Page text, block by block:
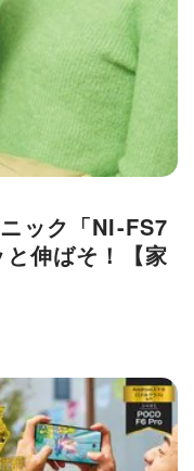
ック「NI-FS7
伸ばそ！【家